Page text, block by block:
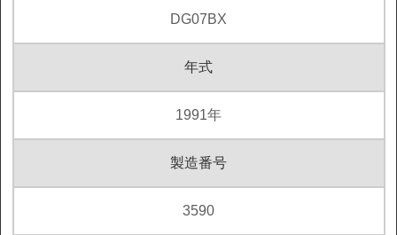
DG07BX
年式
1991年
製造番号
3590